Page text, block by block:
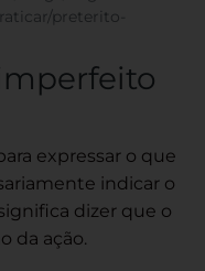
preterito-
expressar o que
indicar o
dizer que o
da ação.